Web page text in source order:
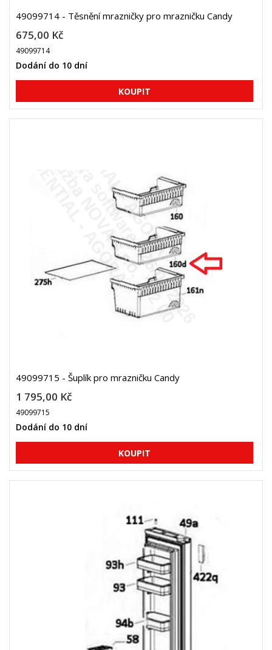
49099714 - Těsnění mrazničky pro mrazničku Candy
675,00 Kč
49099714
Dodání do 10 dní
49099715 - Šuplík pro mrazničku Candy
1 795,00 Kč
49099715
Dodání do 10 dní